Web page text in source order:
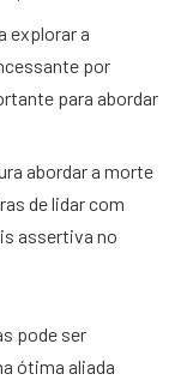
explorar a
por
para abordar
abordar a morte
de lidar com
assertiva no
pode ser
ótima aliada